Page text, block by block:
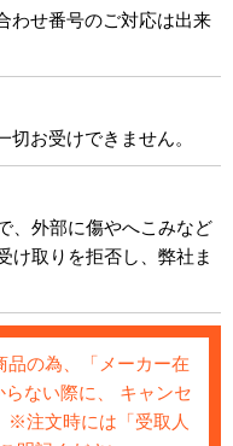
わせ番号のご対応は出来
お受けできません。
、外部に傷やへこみなど
け取りを拒否し、弊社ま
の為、「メーカー在
ない際に、 キャンセ
※注文時には「受取人